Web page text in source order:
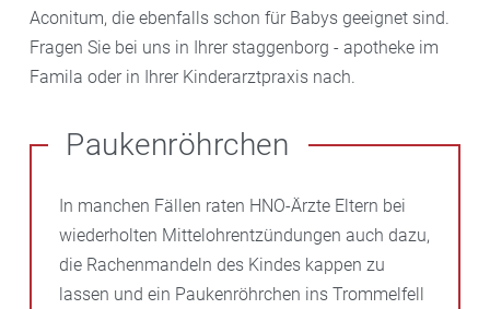
Aconitum, die ebenfalls schon für Babys geeignet sind.
Fragen Sie bei uns in Ihrer staggenborg - apotheke im
Famila oder in Ihrer Kinderarztpraxis nach.
Paukenröhrchen
In manchen Fällen raten HNO-Ärzte Eltern bei
wiederholten Mittelohrentzündungen auch dazu,
die Rachenmandeln des Kindes kappen zu
lassen und ein Paukenröhrchen ins Trommelfell